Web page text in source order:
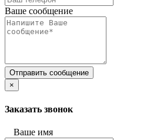
Ваше сообщение
Отправить сообщение
×
Заказать звонок
Ваше имя